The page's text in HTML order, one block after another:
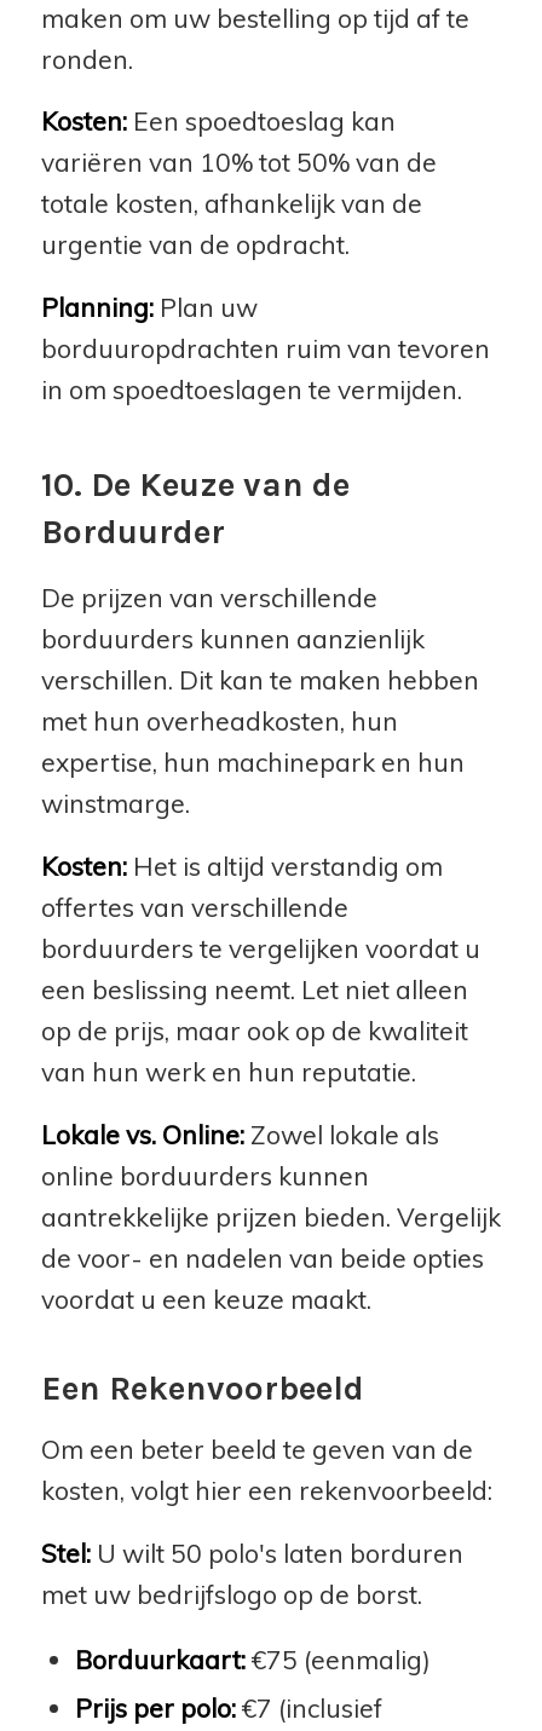
maken om uw bestelling op tijd af te
ronden.
Kosten:Een spoedtoeslag kan
variëren van 10% tot 50% van de
totale kosten, afhankelijk van de
urgentie van de opdracht.
Planning:Plan uw
borduuropdrachten ruim van tevoren
in om spoedtoeslagen te vermijden.
10. De Keuze van de
Borduurder
De prijzen van verschillende
borduurders kunnen aanzienlijk
verschillen. Dit kan te maken hebben
met hun overheadkosten, hun
expertise, hun machinepark en hun
winstmarge.
Kosten:Het is altijd verstandig om
offertes van verschillende
borduurders te vergelijken voordat u
een beslissing neemt. Let niet alleen
op de prijs, maar ook op de kwaliteit
van hun werk en hun reputatie.
Lokale vs. Online:Zowel lokale als
online borduurders kunnen
aantrekkelijke prijzen bieden. Vergelijk
de voor- en nadelen van beide opties
voordat u een keuze maakt.
Een Rekenvoorbeeld
Om een beter beeld te geven van de
kosten, volgt hier een rekenvoorbeeld:
Stel:U wilt 50 polo's laten borduren
met uw bedrijfslogo op de borst.
Borduurkaart:€75 (eenmalig)
Prijs per polo:€7 (inclusief